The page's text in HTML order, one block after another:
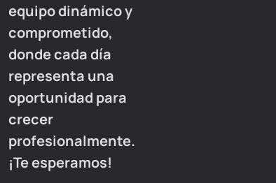
equipo dinámico y
comprometido,
donde cada día
representa una
oportunidad para
crecer
profesionalmente.
¡Te esperamos!